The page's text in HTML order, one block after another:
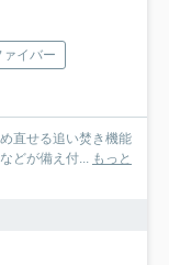
ァイバー
直せる追い焚き機能
どが備え付... もっと